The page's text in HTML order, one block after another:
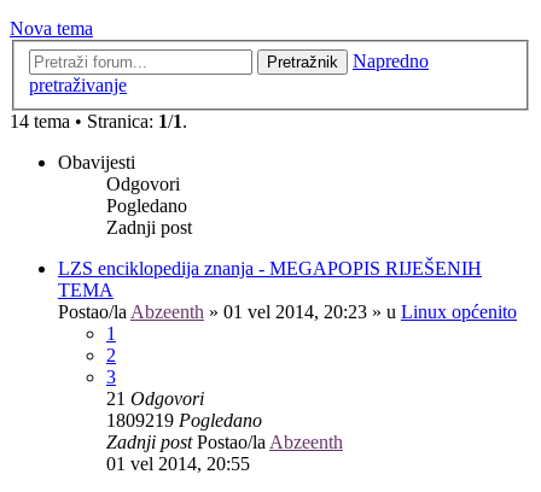
Nova tema
Pretražnik
Napredno
pretraživanje
14 tema • Stranica: 1/1.
Obavijesti
Odgovori
Pogledano
Zadnji post
LZS enciklopedija znanja - MEGAPOPIS RIJEŠENIH
TEMA
Postao/la Abzeenth » 01 vel 2014, 20:23 » u Linux općenito
1
2
3
21 Odgovori
1809219 Pogledano
Zadnji postPostao/la Abzeenth
01 vel 2014, 20:55